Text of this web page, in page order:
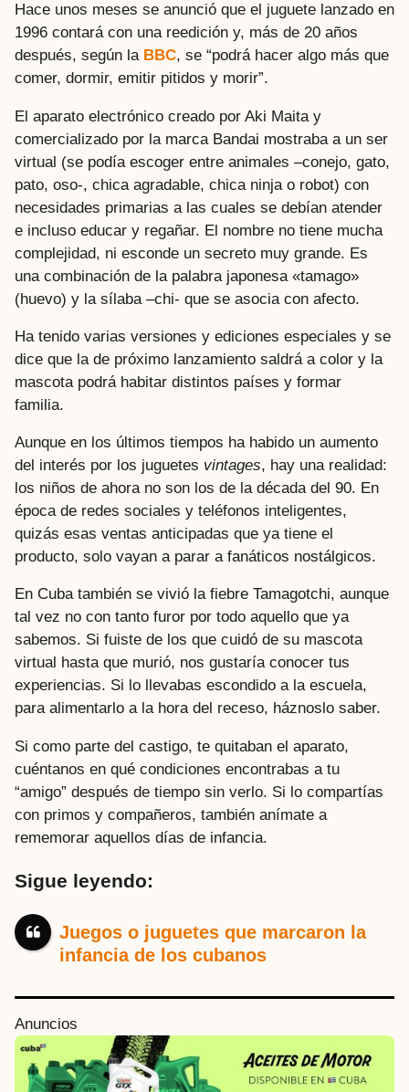
Hace unos meses se anunció que el juguete lanzado en
1996 contará con una reedición y, más de 20 años
después, según la BBC, se “podrá hacer algo más que
comer, dormir, emitir pitidos y morir”.
El aparato electrónico creado por Aki Maita y
comercializado por la marca Bandai mostraba a un ser
virtual (se podía escoger entre animales –conejo, gato,
pato, oso-, chica agradable, chica ninja o robot) con
necesidades primarias a las cuales se debían atender
e incluso educar y regañar. El nombre no tiene mucha
complejidad, ni esconde un secreto muy grande. Es
una combinación de la palabra japonesa «tamago»
(huevo) y la sílaba –chi- que se asocia con afecto.
Ha tenido varias versiones y ediciones especiales y se
dice que la de próximo lanzamiento saldrá a color y la
mascota podrá habitar distintos países y formar
familia.
Aunque en los últimos tiempos ha habido un aumento
del interés por los juguetes vintages, hay una realidad:
los niños de ahora no son los de la década del 90. En
época de redes sociales y teléfonos inteligentes,
quizás esas ventas anticipadas que ya tiene el
producto, solo vayan a parar a fanáticos nostálgicos.
En Cuba también se vivió la fiebre Tamagotchi, aunque
tal vez no con tanto furor por todo aquello que ya
sabemos. Si fuiste de los que cuidó de su mascota
virtual hasta que murió, nos gustaría conocer tus
experiencias. Si lo llevabas escondido a la escuela,
para alimentarlo a la hora del receso, háznoslo saber.
Si como parte del castigo, te quitaban el aparato,
cuéntanos en qué condiciones encontrabas a tu
“amigo” después de tiempo sin verlo. Si lo compartías
con primos y compañeros, también anímate a
rememorar aquellos días de infancia.
Sigue leyendo:
Juegos o juguetes que marcaron la
infancia de los cubanos
Anuncios
o
s